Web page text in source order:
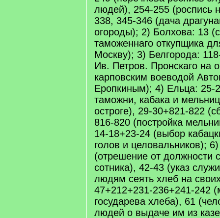
людей), 254-255 (роспись
338, 345-346 (дача
огороды); 2) Болхова: 13
таможеннаго откупщика
Москву); 3) Белгорода:
Ив. Петров. Пронскаго на
карповским воеводой
Еропкиным); 4) Ельца: 25-
таможни, кабака и
остроге), 29-30+821-822
816-820 (постройка
14-18+23-24 (выбор
голов и целовальников);
(отрешение от должности
сотника), 42-43 (указ
людям сеять хлеб на
47+212+231-236+241-242
государева хлеба), 61
людей о выдаче им из